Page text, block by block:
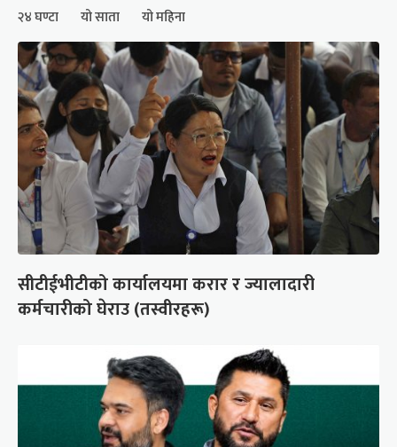
२४ घण्टा यो साता यो महिना
सीटीईभीटीको कार्यालयमा करार र ज्यालादारी
कर्मचारीको घेराउ (तस्वीरहरू)